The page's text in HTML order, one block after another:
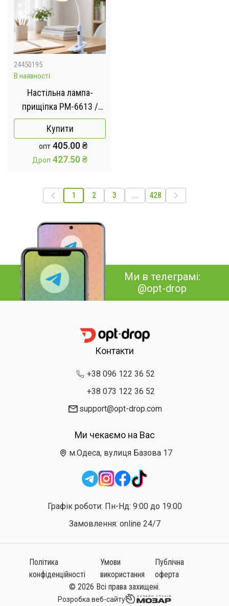
24450195
В наявності
Настільна лампа-
прищіпка PM-6613 /
Акумуляторна
настільна LED-лампа
блакитна
Купити
опт 405.00₴
Дроп 427.50₴
1 2 3 ... 428
Ми в телеграмі:
@opt-drop
Контакти
+38 096 122 36 52
+38 073 122 36 52
support@opt-drop.com
Ми чекаємо на Вас
м.Одеса, вулиця Базова 17
Графік роботи: Пн-Нд: 9:00 до 19:00
Замовлення: online 24/7
Політика
конфіденційності
Умови
використання
Публічна
оферта
© 2026 Всі права захищені.
Розробка веб-сайту